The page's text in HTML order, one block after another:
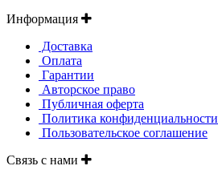
Информация
Доставка
Оплата
Гарантии
Авторское право
Публичная оферта
Политика конфиденциальности
Пользовательское соглашение
Связь с нами